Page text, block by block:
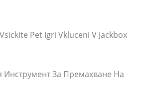
Pet Igri Vkluceni V Jackbox
За Премахване На